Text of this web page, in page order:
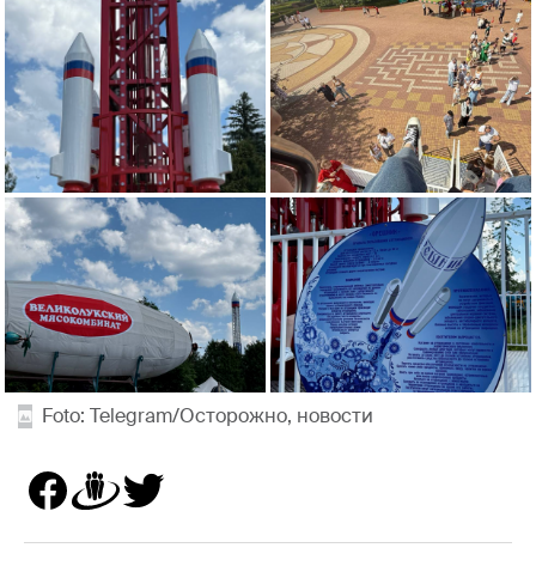
Foto: Telegram/Осторожно, новости